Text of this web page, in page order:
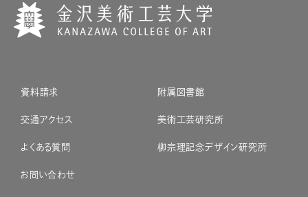
資料請求
交通アクセス
よくある質問
お問い合わせ
附属図書館
美術工芸研究所
柳宗理記念デザイン研究所